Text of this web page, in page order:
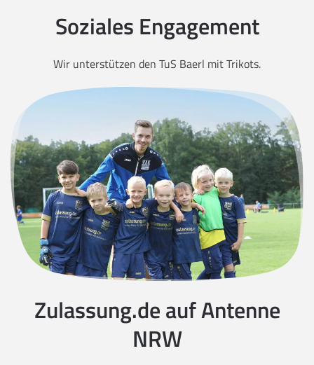
Soziales Engagement
Wir unterstützen den TuS Baerl mit Trikots.
Zulassung.de auf Antenne
NRW